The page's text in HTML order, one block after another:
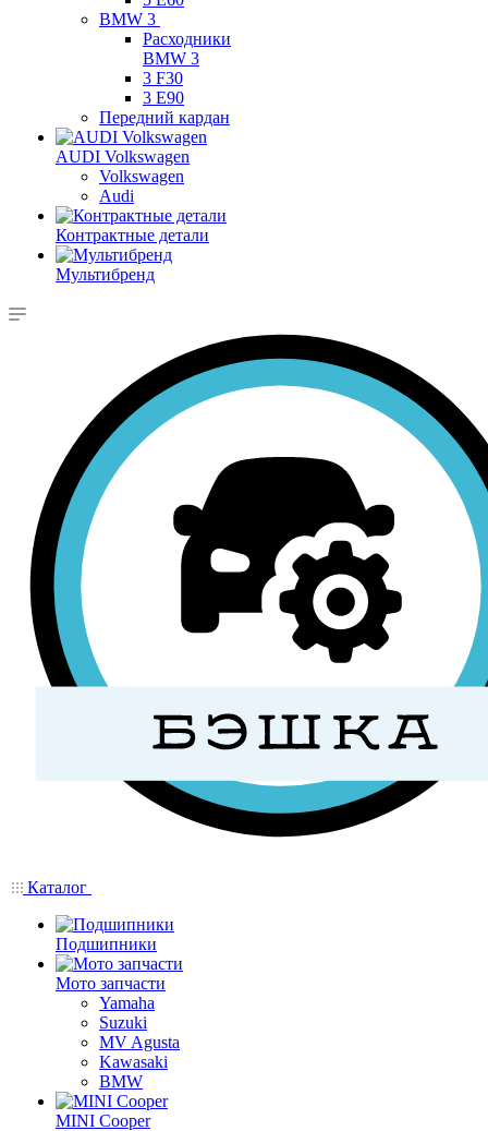
BMW 3
Расходники
BMW 3
3 F30
3 E90
Передний кардан
AUDI Volkswagen
Volkswagen
Audi
Контрактные детали
Мультибренд
Каталог
Подшипники
Мото запчасти
Yamaha
Suzuki
MV Agusta
Kawasaki
BMW
MINI Cooper